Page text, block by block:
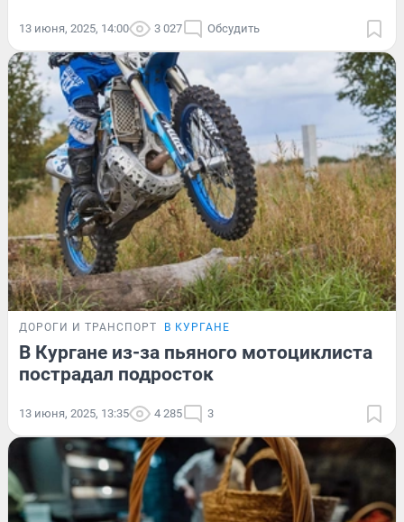
13 июня, 2025, 14:00 3 027 Обсудить
ДОРОГИ И ТРАНСПОРТ В КУРГАНЕ
В Кургане из-за пьяного мотоциклиста
пострадал подросток
13 июня, 2025, 13:35 4 285 3